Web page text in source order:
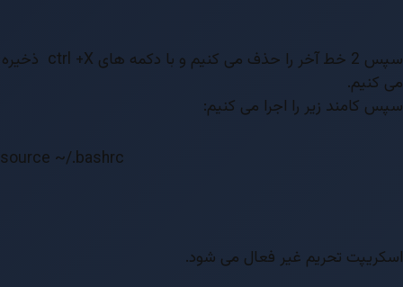
سپس 2 خط آخر را حذف می کنیم و با دکمه های ctrl +X ذخیره
می کنیم.
سپس کامند زیر را اجرا می کنیم:
source ~/.bashrc
اسکریپت تحریم غیر فعال می شود.